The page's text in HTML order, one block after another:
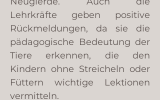
Lehrkräfte geben positive
Rückmeldungen, da sie die
pädagogische Bedeutung der
Tiere erkennen, die den
Kindern ohne Streicheln oder
Füttern wichtige Lektionen
vermitteln.